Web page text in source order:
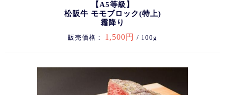
【A5等級】
松阪牛 モモブロック(特上)
霜降り
販売価格： 1,500円 / 100g